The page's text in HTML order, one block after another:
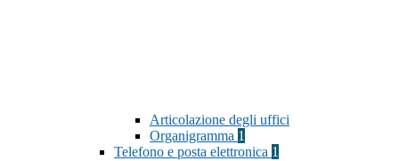
Articolazione degli uffici
Organigramma 1
Telefono e posta elettronica 1